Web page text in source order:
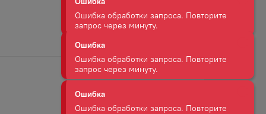
Ошибка обработки запроса. Повторите
запрос через минуту.
Ошибка
Ошибка обработки запроса. Повторите
запрос через минуту.
Ошибка